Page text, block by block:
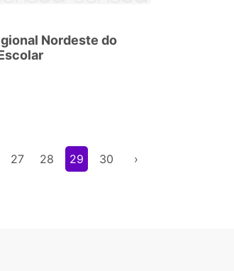
Nordeste do
27 28 29 30 ›